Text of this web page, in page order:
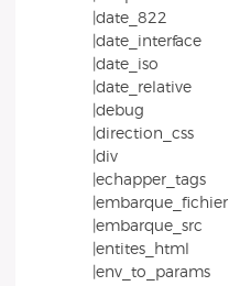
|date_822
|date_interface
|date_iso
|date_relative
|debug
|direction_css
|div
|echapper_tags
|embarque_fichier
|embarque_src
|entites_html
|env_to_params